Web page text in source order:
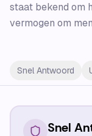
staat bekend om
vermogen om
Snel Antwoord
Snel